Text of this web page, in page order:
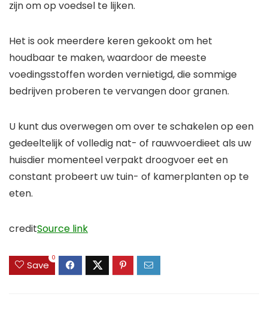
zijn om op voedsel te lijken.
Het is ook meerdere keren gekookt om het
houdbaar te maken, waardoor de meeste
voedingsstoffen worden vernietigd, die sommige
bedrijven proberen te vervangen door granen.
U kunt dus overwegen om over te schakelen op een
gedeeltelijk of volledig nat- of rauwvoerdieet als uw
huisdier momenteel verpakt droogvoer eet en
constant probeert uw tuin- of kamerplanten op te
eten.
creditSource link
Save
0